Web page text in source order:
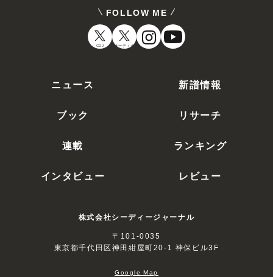
FOLLOW ME
CDJ オーディオ
ニュース 新譜情報
ブック リサーチ
連載 ランキング
インタビュー レビュー
株式会社シーディージャーナル
〒101-0035
東京都千代田区神田紺屋町20-1 神保ビル3F
Google Map